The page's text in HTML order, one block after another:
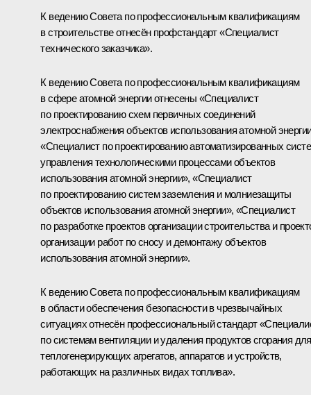
К ведению Совета по профессиональным квалификациям
в строительстве отнесён профстандарт «Специалист
технического заказчика».
К ведению Совета по профессиональным квалификациям
в сфере атомной энергии отнесены «Специалист
по проектированию схем первичных соединений
электроснабжения объектов использования атомной
«Специалист по проектированию автоматизированных
управления технологическими процессами объектов
использования атомной энергии», «Специалист
по проектированию систем заземления и молниезащиты
объектов использования атомной энергии», «Специалист
по разработке проектов организации строительства и
организации работ по сносу и демонтажу объектов
использования атомной энергии».
К ведению Совета по профессиональным квалификациям
в области обеспечения безопасности в чрезвычайных
ситуациях отнесён профессиональный стандарт
по системам вентиляции и удаления продуктов сгорания для
теплогенерирующих агрегатов, аппаратов и устройств,
работающих на различных видах топлива».